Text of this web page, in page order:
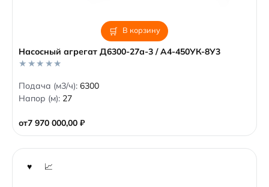
В корзину
Насосный агрегат Д6300-27а-3 / А4-450УК-8У3
от7 970 000,00 ₽
0
o
u
f
5
Подача (м3/ч): 6300
Напор (м): 27